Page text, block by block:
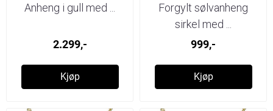
Anheng i gull med ...
2.299,-
Kjøp
Forgylt sølvanheng
sirkel med ...
999,-
Kjøp